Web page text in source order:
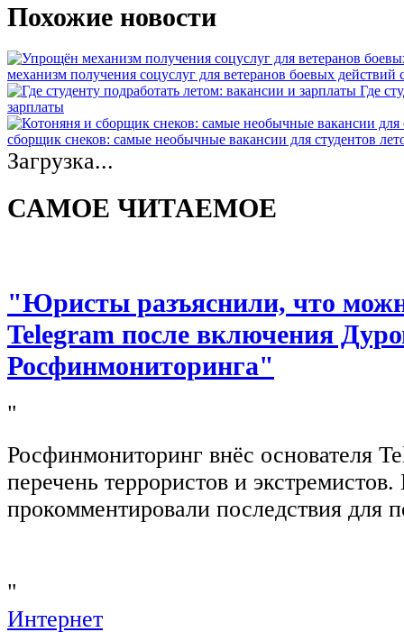
Похожие новости
механизм получения соцуслуг для ветеранов боевых действий
Где
зарплаты
сборщик снеков: самые необычные вакансии для студентов
Загрузка...
САМОЕ ЧИТАЕМОЕ
"Юристы разъяснили, что
Telegram после включения
Росфинмониторинга"
"
Росфинмониторинг внёс основателя
перечень террористов и
прокомментировали последствия для
"
Интернет